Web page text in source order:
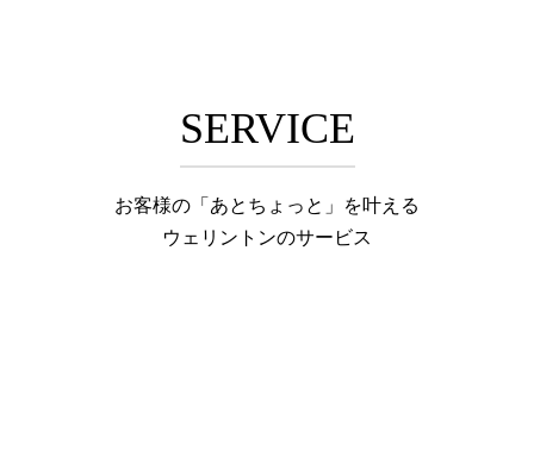
SERVICE
お客様の「あとちょっと」を叶える
ウェリントンのサービス